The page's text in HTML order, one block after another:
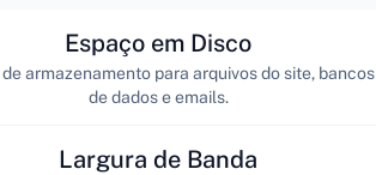
Espaço em Disco
armazenamento para arquivos do site, bancos
de dados e emails.
Largura de Banda